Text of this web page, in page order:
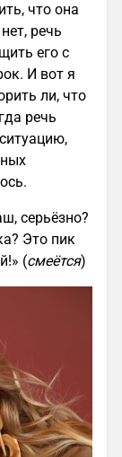
что она
речь
его с
И вот я
ли, что
речь
серьёзно?
Это пик
(смеётся)